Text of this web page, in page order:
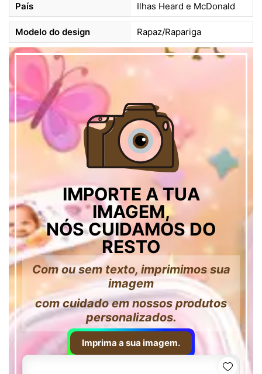
País Ilhas Heard e McDonald
Modelo do design Rapaz/Rapariga
IMPORTE A TUA
IMAGEM,
NÓS CUIDAMOS DO
RESTO
Com ou sem texto, imprimimos sua
imagem
com cuidado em nossos produtos
personalizados.
Imprima a sua imagem.